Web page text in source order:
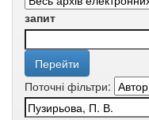
запит
Поточні фільтри: